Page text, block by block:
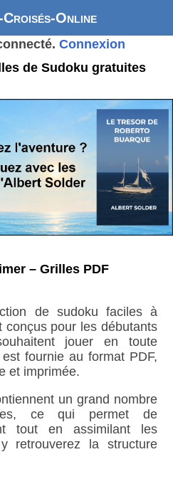
Online
Connexion
de Sudoku gratuites
– Grilles PDF
de sudoku faciles à
conçus pour les débutants
jouer en toute
fournie au format PDF,
et imprimée.
un grand nombre
ce qui permet de
tout en assimilant les
retrouverez la structure